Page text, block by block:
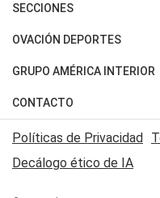
Últimas Noticias
Política
Judiciales
Economia
SECCIONES
Horóscopo
Motores
Trucos caseros
Series y Películas
Edictos y Solicitadas
OVACIÓN DEPORTES
Fútbol
Mundial
Automovilismo
Rugby
GRUPO AMÉRICA INTERIOR
Canal 7 en Vivo
CONTACTO
Acerca de Nosotros
Contactanos
Políticas de Privacidad
Decálogo ético de IA